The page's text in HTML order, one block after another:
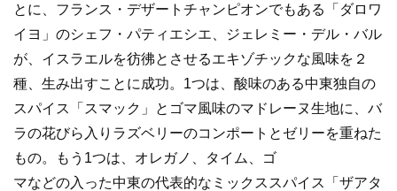
とに、フランス・デザートチャンピオンでもある「ダロワ
イヨ」のシェフ・パティエシエ、ジェレミー・デル・バル
が、イスラエルを彷彿とさせるエキゾチックな風味を２
種、生み出すことに成功。1つは、酸味のある中東独自の
スパイス「スマック」とゴマ風味のマドレーヌ生地に、バ
ラの花びら入りラズベリーのコンポートとゼリーを重ねた
もの。もう1つは、オレガノ、タイム、ゴ
マなどの入った中東の代表的なミックススパイス「ザアタ